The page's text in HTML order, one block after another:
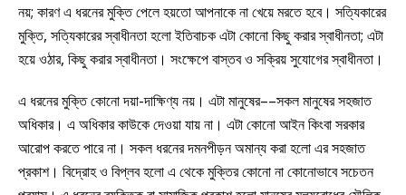
নয়; কারণ এ ধরনের মুক্তি পেলে হয়তো আপনাকে না খেয়ে মরতে হবে। সত্যিকারের
মুক্তি, সত্যিকারের স্বাধীনতা হলো ইতিবাচক এটা কোনো কিছু করার স্বাধীনতা; এটা
হয়ে ওঠার, কিছু করার স্বাধীনতা। সংক্ষেপে বাস্তব ও সক্রিয় সুযোগের স্বাধীনতা।
এ ধরনের মুক্তি কোনো দয়া-দাক্ষিণ্য নয়। এটা মানুষের––সকল মানুষের সহজাত
অধিকার। এ অধিকার কাউকে দেওয়া যায় না। এটা কোনো আইন কিংবা সরকার
আরোপ করতে পারে না। সকল ধরনের দমনপীড়ন অমান্য করা হলো এর সহজাত
প্রকাশ। বিদ্রোহ ও বিপ্লব হলো এ থেকে মুক্তির কোনো না কোনোভাবে সচেতন